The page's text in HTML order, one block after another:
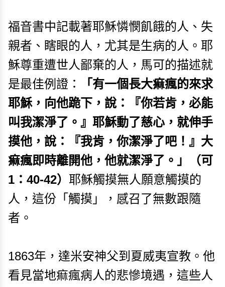
福音書中記載著耶穌憐憫飢餓的人、失
親者、瞎眼的人，尤其是生病的人。耶
穌尊重遭世人鄙棄的人，馬可的描述就
是最佳例證：
「有一個長大痲瘋的來求
耶穌，向他跪下，說：『你若肯，必能
叫我潔淨了。』耶穌動了慈心，就伸手
摸他，說：『我肯，你潔淨了吧！』大
痲瘋即時離開他，他就潔淨了。」（可
1：40-42） 耶穌觸摸無人願意觸摸的
人，這份「觸摸」，感召了無數跟隨
者。
1863年，達米安神父到夏威夷宣教。他
看見當地痲瘋病人的悲慘境遇，這些人